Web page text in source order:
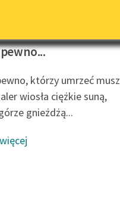
E-kolekcja
literatury
literatury
którzy umrzeć
wiosła ciężkie suną,
gnieżdżą...